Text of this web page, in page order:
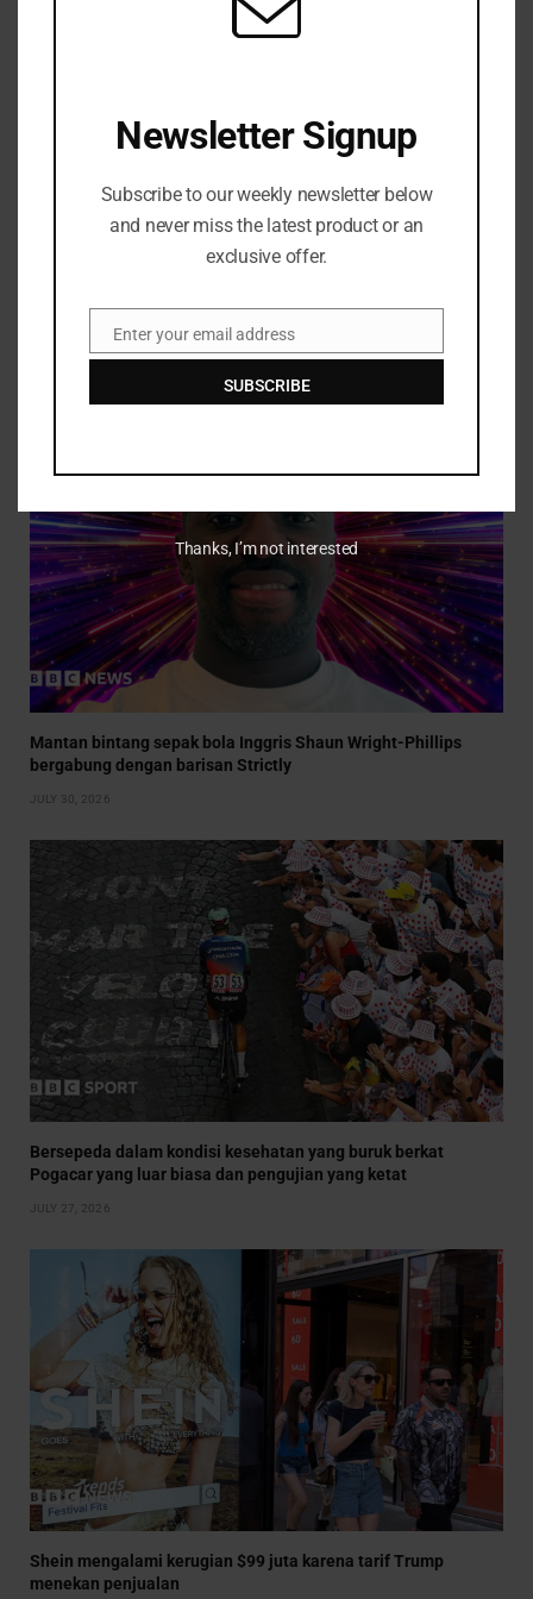
FacebookTwitter PinterestLinkedInTumblr Telegram
Mantan bintang sepak bola Inggris Shaun Wright-Phillips
bergabung dengan barisan Strictly
JULY 30, 2026
Bersepeda dalam kondisi kesehatan yang buruk berkat
Pogacar yang luar biasa dan pengujian yang ketat
JULY 27, 2026
Shein mengalami kerugian $99 juta karena tarif Trump
menekan penjualan
Newsletter Signup
Subscribe to our weekly newsletter below
and never miss the latest product or an
exclusive offer.
EmailEnter your email address
SUBSCRIBE
Thanks, I’m not interested